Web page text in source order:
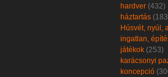
hardver (432)
háztartás
Húsvét, nyúl,
ingatlan,
játékok (253)
karácsonyi
koncepció